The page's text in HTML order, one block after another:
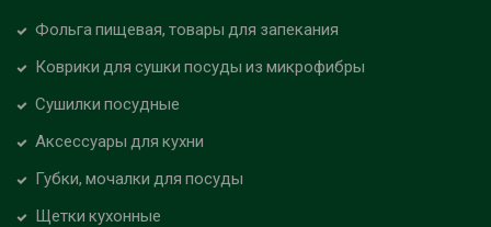
Фольга пищевая, товары для запекания
Коврики для сушки посуды из микрофибры
Сушилки посудные
Аксессуары для кухни
Губки, мочалки для посуды
Щетки кухонные